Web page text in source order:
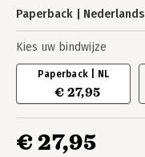
Paperback Nederlands
Kies uw bindwijze
Paperback | NL
€ 27,95
€ 27,95